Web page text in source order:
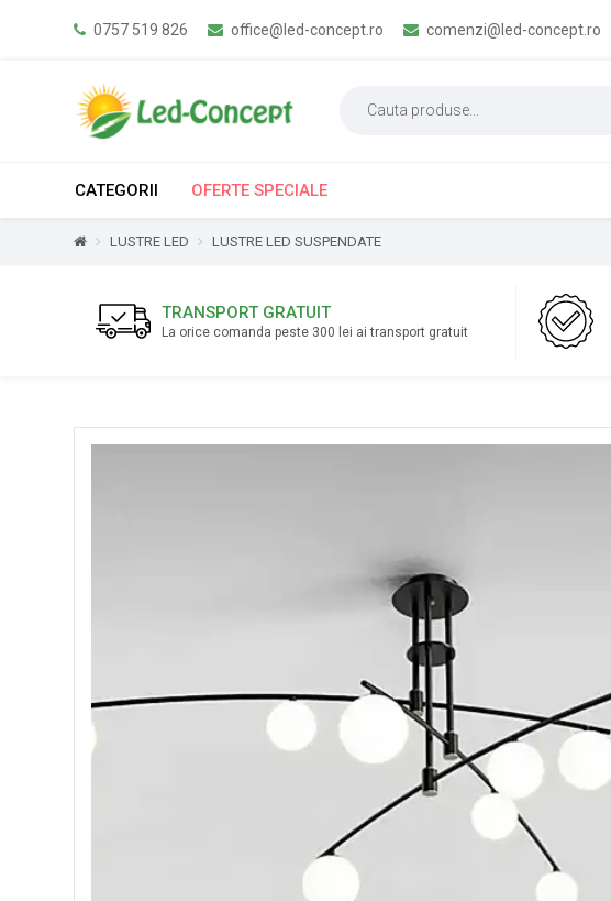
0757 519 826 office@led-concept.ro comenzi@led-concept.ro
CATEGORII OFERTE SPECIALE
LUSTRE LED LUSTRE LED SUSPENDATE
TRANSPORT GRATUIT
La orice comanda peste 300 lei ai transport gratuit